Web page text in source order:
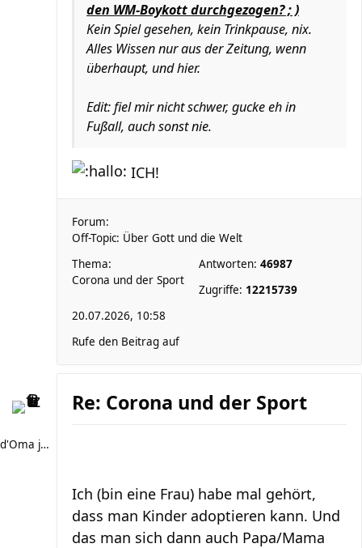
den WM-Boykott durchgezogen? ; )
Kein Spiel gesehen, kein Trinkpause, nix.
Alles Wissen nur aus der Zeitung, wenn
überhaupt, und hier.
Edit: fiel mir nicht schwer, gucke eh in
Fußall, auch sonst nie.
ICH!
Forum:
Off-Topic: Über Gott und die Welt
Thema:
Corona und der Sport
Antworten: 46987
Zugriffe: 12215739
20.07.2026, 10:58
Rufe den Beitrag auf
d'Oma joggt
Re: Corona und der Sport
Ich (bin eine Frau) habe mal gehört,
dass man Kinder adoptieren kann. Und
das man sich dann auch Papa/Mama